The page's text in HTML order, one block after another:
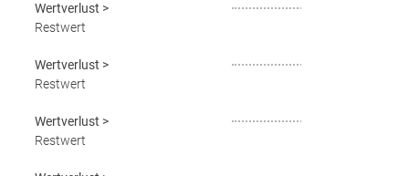
Wertverlust >
Restwert
Wertverlust >
Restwert
Wertverlust >
Restwert